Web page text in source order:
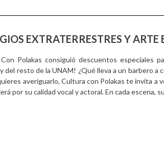
EXTRATERRESTRES Y
Con Polakas consiguió descuentos especiales
del resto de la UNAM! ¿Qué lleva a un barbero a
averiguarlo, Cultura con Polakas te invita a
por su calidad vocal y actoral. En cada escena,